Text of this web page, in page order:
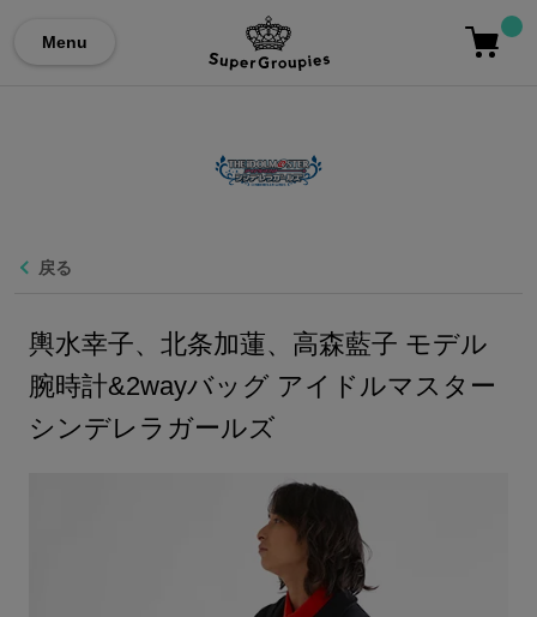
Menu
戻る
輿水幸子、北条加蓮、高森藍子 モデル
腕時計&2wayバッグ アイドルマスター
シンデレラガールズ